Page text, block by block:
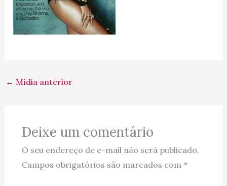
← Mídia anterior
Deixe um comentário
O seu endereço de e-mail não será publicado.
Campos obrigatórios são marcados com *